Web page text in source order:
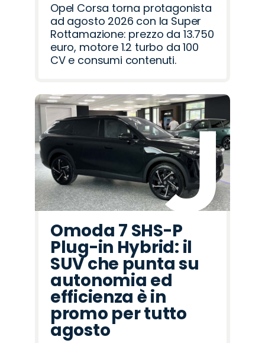
Opel Corsa torna protagonista
ad agosto 2026 con la Super
Rottamazione: prezzo da 13.750
euro, motore 1.2 turbo da 100
CV e consumi contenuti.
Omoda 7 SHS-P
Plug-in Hybrid: il
SUV che punta su
autonomia ed
efficienza è in
promo per tutto
agosto